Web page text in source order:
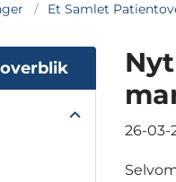
Et Samlet
26-03-